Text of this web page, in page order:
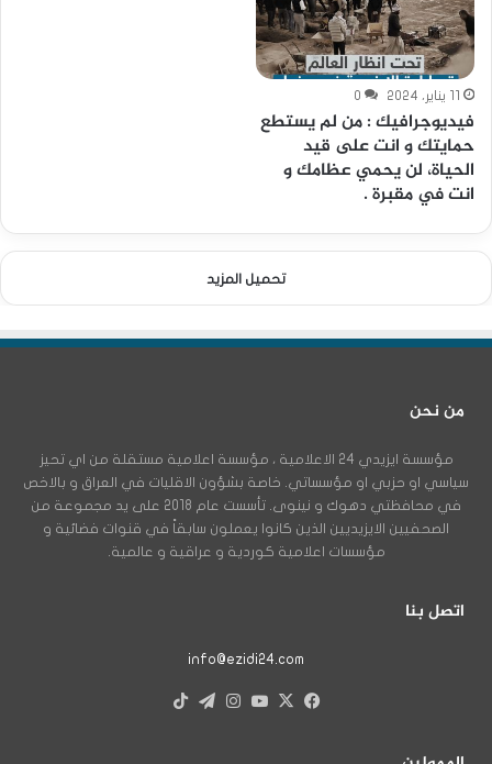
11 يناير، 2024 0
فيديوجرافيك : من لم يستطع
حمايتك و انت على قيد
الحياة، لن يحمي عظامك و
انت في مقبرة .
تحميل المزيد
من نحن
مؤسسة ايزيدي 24 الاعلامية ، مؤسسة اعلامية مستقلة من اي تحيز
سياسي او حزبي او مؤسساتي. خاصة بشؤون الاقليات في العراق و بالاخص
في محافظتي دهوك و نينوى. تأسست عام 2018 على يد مجموعة من
الصحفيين الايزيديين الذين كانوا يعملون سابقاً في قنوات فضائية و
مؤسسات اعلامية كوردية و عراقية و عالمية.
اتصل بنا
info@ezidi24.com
فيسبوك
X يوتيوبانستقرام
تيلقرام